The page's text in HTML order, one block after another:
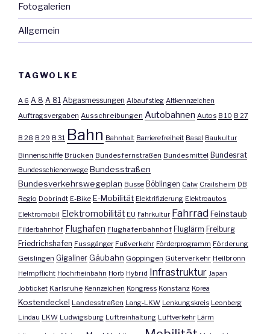
Fotogalerien
Allgemein
TAGWOLKE
A 6 A 8 A 81 Abgasmessungen Albaufstieg Altkennzeichen
Auftragsvergaben Ausschreibungen Autobahnen Autos B 10 B 27
B 28 B 29 B 31 Bahn Bahnhalt Barrierefreiheit Basel Baukultur
Binnenschiffe Brücken Bundesfernstraßen Bundesmittel Bundesrat
Bundesschienenwege Bundesstraßen
Bundesverkehrswegeplan Busse Böblingen Calw Crailsheim DB
Regio Dobrindt E-Bike E-Mobilität Elektrifizierung Elektroautos
Elektromobil Elektromobilität EU Fahrkultur FahrradFeinstaub
Filderbahnhof Flughafen Flughafenbahnhof Fluglärm Freiburg
Friedrichshafen Fussgänger Fußverkehr Förderprogramm Förderung
Geislingen Gigaliner Gäubahn Göppingen Güterverkehr Heilbronn
Helmpflicht Hochrheinbahn Horb Hybrid Infrastruktur Japan
Jobticket Karlsruhe Kennzeichen Kongress Konstanz Korea
Kostendeckel Landesstraßen Lang-LKW Lenkungskreis Leonberg
Lindau LKW Ludwigsburg Luftreinhaltung Luftverkehr Lärm